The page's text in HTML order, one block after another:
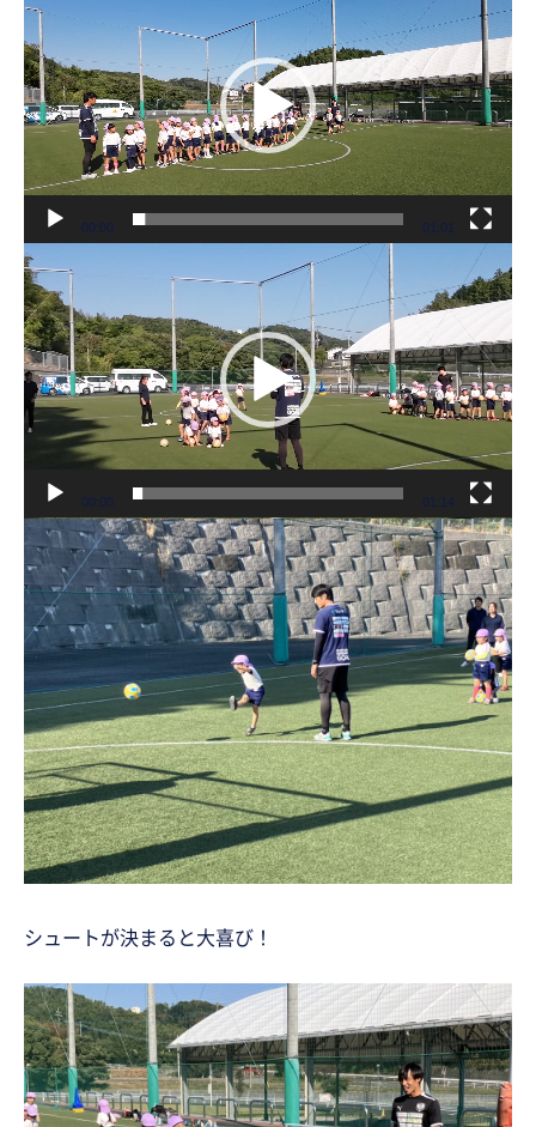
画
プ
レ
ー
ー
00:00 01:01
動
画
プ
レ
ー
ヤ
00:00 01:14
シュートが決まると大喜び！